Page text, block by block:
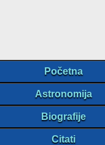
Početna
Astronomija
Biografije
Citati